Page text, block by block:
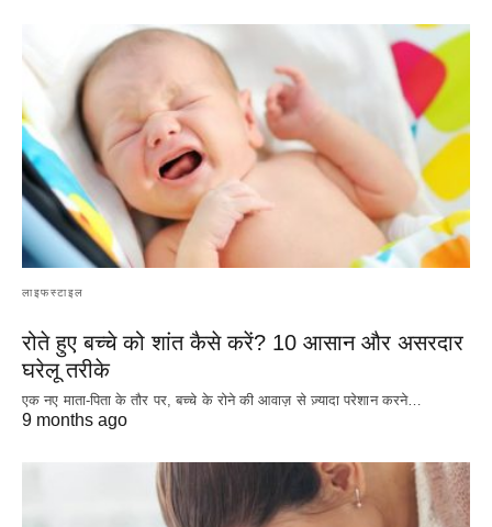
लाइफस्टाइल
रोते हुए बच्चे को शांत कैसे करें? 10 आसान और असरदार
घरेलू तरीके
एक नए माता-पिता के तौर पर, बच्चे के रोने की आवाज़ से ज़्यादा परेशान करने…
9 months ago